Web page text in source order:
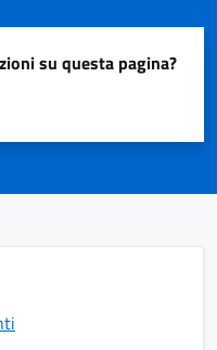
su questa pagina?